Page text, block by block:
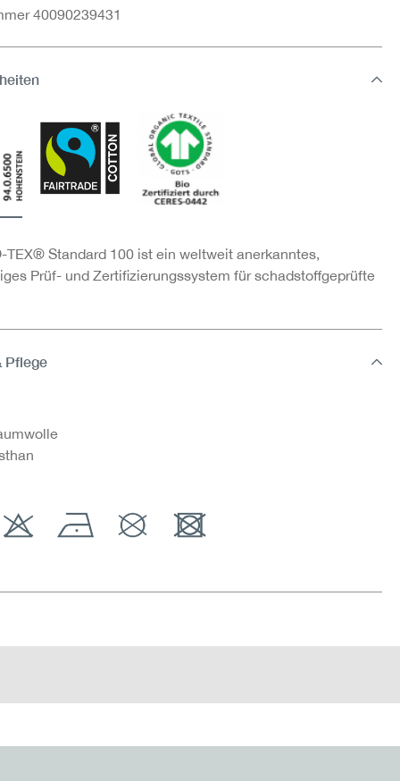
40090239431
TEX® Standard 100 ist ein weltweit anerkanntes,
Prüf- und Zertifizierungssystem für schadstoffgeprüfte
Pflege